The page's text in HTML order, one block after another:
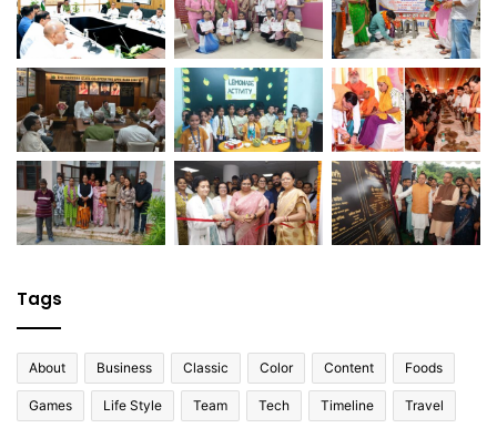
Tags
About Business Classic Color Content Foods
Games Life Style Team Tech Timeline Travel